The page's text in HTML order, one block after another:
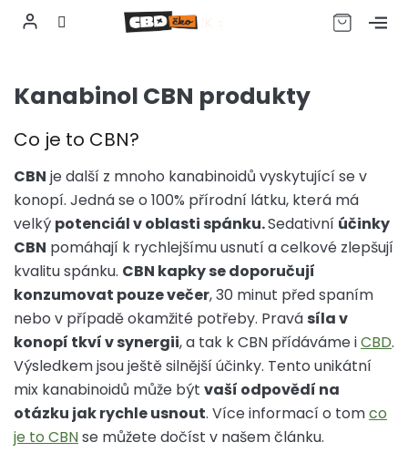
obsah
CZK
Kanabinol CBN produkty
Co je to CBN?
CBN je další z mnoho kanabinoidů vyskytující se v
konopí. Jedná se o 100% přírodní látku, která má
velký potenciál v oblasti spánku.Sedativní účinky
CBN pomáhají k rychlejšímu usnutí a celkové zlepšují
kvalitu spánku. CBN kapky se doporučují
konzumovat pouze večer, 30 minut před spaním
nebo v případě okamžité potřeby. Pravá síla v
konopí tkví v synergii, a tak k CBN přídáváme iCBD.
Výsledkem jsou ještě silnější účinky. Tento unikátní
mix kanabinoidů může být vaší odpovědí na
otázku jak rychle usnout. Více informací o tomco
je to CBNse můžete dočíst v našem článku.